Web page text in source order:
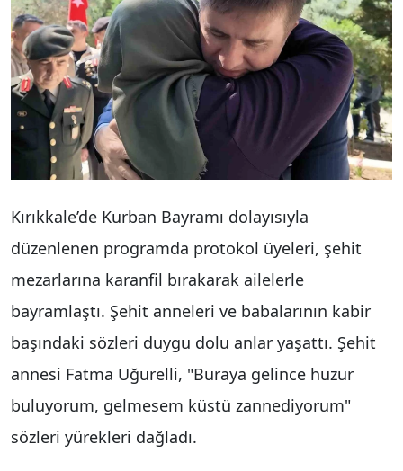
Kırıkkale’de Kurban Bayramı dolayısıyla
düzenlenen programda protokol üyeleri, şehit
mezarlarına karanfil bırakarak ailelerle
bayramlaştı. Şehit anneleri ve babalarının kabir
başındaki sözleri duygu dolu anlar yaşattı. Şehit
annesi Fatma Uğurelli, "Buraya gelince huzur
buluyorum, gelmesem küstü zannediyorum"
sözleri yürekleri dağladı.